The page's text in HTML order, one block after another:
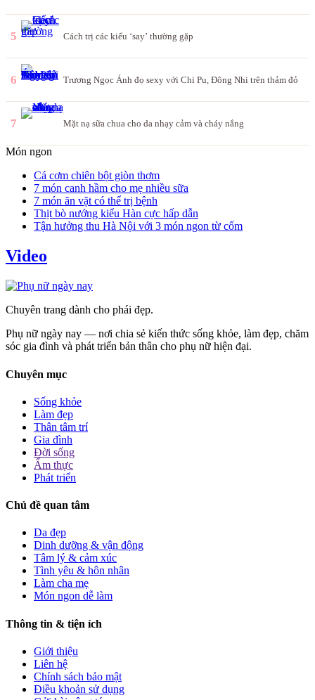
5 Cách trị các kiểu ‘say’ thường gặp
6 Trương Ngọc Ánh đọ sexy với Chi Pu, Đông Nhi trên thảm đỏ
7 Mặt nạ sữa chua cho da nhạy cảm và cháy nắng
Món ngon
Cá cơm chiên bột giòn thơm
7 món canh hầm cho mẹ nhiều sữa
7 món ăn vặt có thể trị bệnh
Thịt bò nướng kiểu Hàn cực hấp dẫn
Tận hưởng thu Hà Nội với 3 món ngon từ cốm
Video
Chuyên trang dành cho phái đẹp.
Phụ nữ ngày nay — nơi chia sẻ kiến thức sống khỏe, làm đẹp, chăm
sóc gia đình và phát triển bản thân cho phụ nữ hiện đại.
Chuyên mục
Sống khỏe
Làm đẹp
Thân tâm trí
Gia đình
Đời sống
Ẩm thực
Phát triển
Chủ đề quan tâm
Da đẹp
Dinh dưỡng & vận động
Tâm lý & cảm xúc
Tình yêu & hôn nhân
Làm cha mẹ
Món ngon dễ làm
Thông tin & tiện ích
Giới thiệu
Liên hệ
Chính sách bảo mật
Điều khoản sử dụng